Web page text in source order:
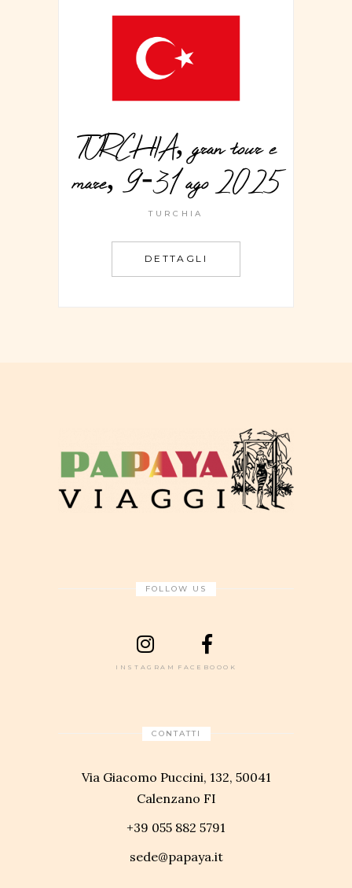
TURCHIA, gran tour e
mare, 9-31 ago 2025
TURCHIA
DETTAGLI
FOLLOW US
INSTAGRAM FACEBOOOK
CONTATTI
Via Giacomo Puccini, 132, 50041
Calenzano FI
+39 055 882 5791
sede@papaya.it